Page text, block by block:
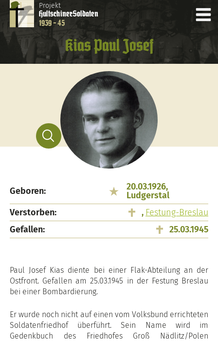
Projekt
HultschinerSoldaten
1939 - 45
Kias Paul Josef
Geboren:
20.03.1926,
Ludgerstal
Verstorben:
, Festung-Breslau
Gefallen:
25.03.1945
Paul Josef Kias diente bei einer Flak-Abteilung an der
Ostfront. Gefallen am 25.03.1945 in der Festung Breslau
bei einer Bombardierung.
Er wurde noch nicht auf einen vom Volksbund errichteten
Soldatenfriedhof überführt. Sein Name wird im
Gedenkbuch des Friedhofes Groß Nädlitz/Polen